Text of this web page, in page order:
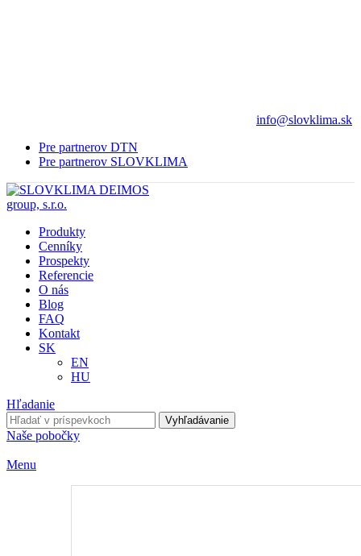
info@slovklima.sk
Pre partnerov DTN
Pre partnerov SLOVKLIMA
Produkty
Cenníky
Prospekty
Referencie
O nás
Blog
FAQ
Kontakt
SK
EN
HU
Hľadanie
Vyhľadávanie
Naše pobočky
Menu